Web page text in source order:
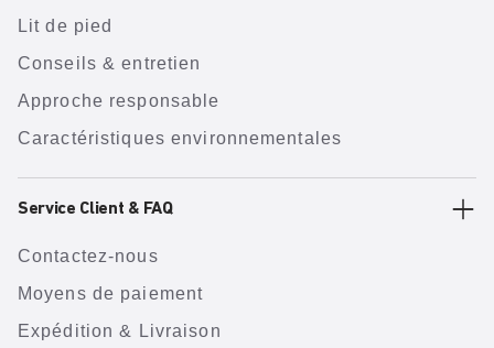
Lit de pied
Conseils & entretien
Approche responsable
Caractéristiques environnementales
Service Client & FAQ
Contactez-nous
Moyens de paiement
Expédition & Livraison